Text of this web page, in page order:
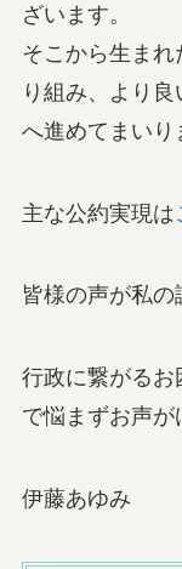
ざいます。
そこから生ま
り組み、より
へ進めてまいり
主な公約実現は
皆様の声が私の
行政に繋がるお
で悩まずお声が
伊藤あゆみ